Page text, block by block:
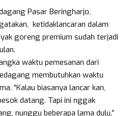
Pasar Beringharjo,
ketidaklancaran dalam
goreng premium sudah terjadi
waktu pemesanan dari
membutuhkan waktu
“Kalau biasanya lancar kan,
datang. Tapi ini nggak
nunggu beberapa lama dulu,”